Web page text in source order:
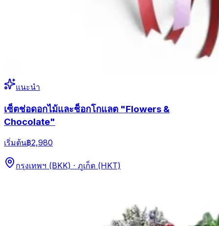
แนะนำ
เซ็ตช่อดอกไม้และช็อกโกแลต "Flowers &
Chocolate"
เริ่มต้น฿2,980
กรุงเทพฯ (BKK) · ภูเก็ต (HKT)